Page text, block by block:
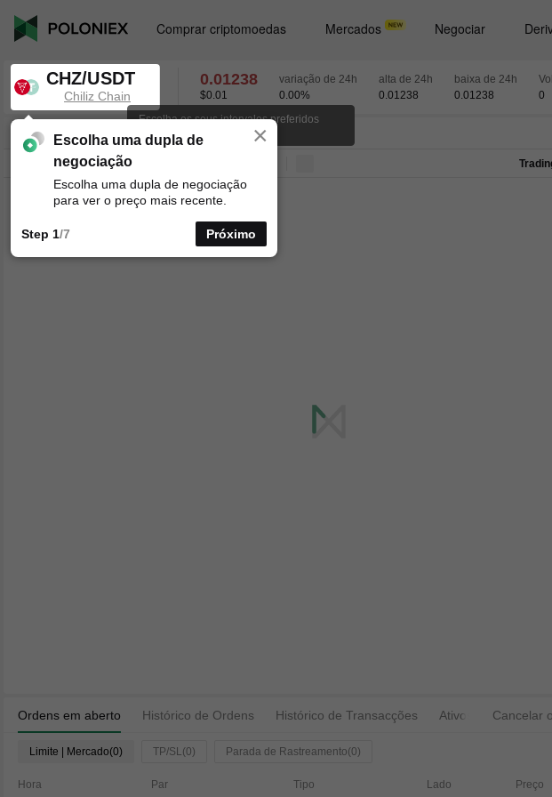
Comprar criptomoedas Mercados Negociar
CHZ/USDT
Chiliz Chain
0.01238
$0.01
variação de 24h
0.00%
alta de 24h
0.01238
baixa de 24h
0.01238
0
CHZ/USDT 0.00
15minutos1horas4horas
Ordens em aberto Histórico de Ordens Histórico de Transacções Ativos Cancelar
Limite | Mercado(0) TP/SL(0) Parada de Rastreamento(0)
Hora Par Tipo Lado Preço
Escolha os seus intervalos preferidos
para os gráficos de velas.×
Escolha uma dupla de
negociação
Escolha uma dupla de negociação
para ver o preço mais recente.
Step 1/7 Próximo